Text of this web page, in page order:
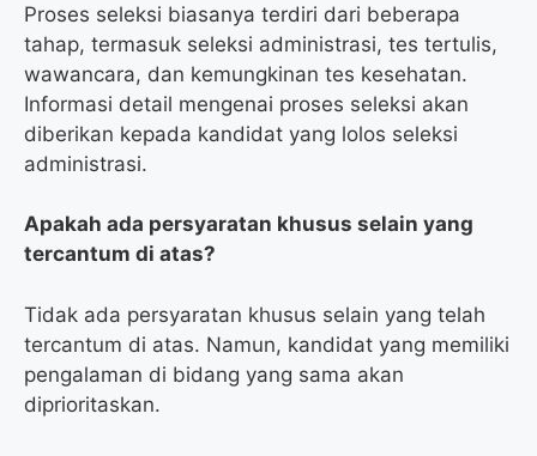
Proses seleksi biasanya terdiri dari beberapa
tahap, termasuk seleksi administrasi, tes tertulis,
wawancara, dan kemungkinan tes kesehatan.
Informasi detail mengenai proses seleksi akan
diberikan kepada kandidat yang lolos seleksi
administrasi.
Apakah ada persyaratan khusus selain yang
tercantum di atas?
Tidak ada persyaratan khusus selain yang telah
tercantum di atas. Namun, kandidat yang memiliki
pengalaman di bidang yang sama akan
diprioritaskan.